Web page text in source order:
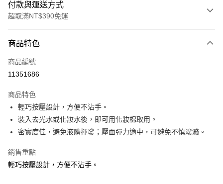
付款與運送方式
超取滿NT$390免運
POYA支付
信用卡一次付款
LINE Pay
Apple Pay
悠遊付
商品特色
商品編號
11351686
商品特色
輕巧按壓設計，方便不沾手。
裝入去光水或化妝水後，即可用化妝棉取用。
密實度佳，避免液體揮發；壓面彈力適中，可避免不慎潑濺。
銷售重點
輕巧按壓設計，方便不沾手。